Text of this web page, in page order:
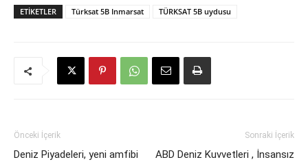
ETIKETLER Türksat 5B Inmarsat TÜRKSAT 5B uydusu
Önceki İçerik
Deniz Piyadeleri, yeni amfibi
Sonraki İçerik
ABD Deniz Kuvvetleri , İnsansız